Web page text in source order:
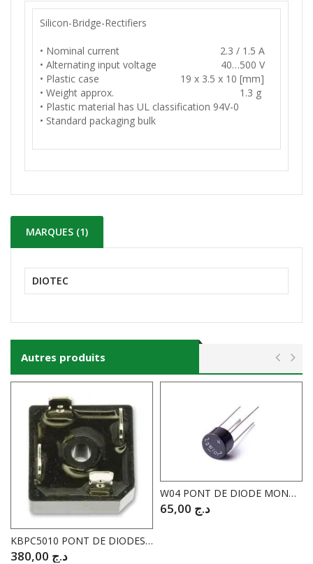
Silicon-Bridge-Rectifiers
• Nominal current 2.3 / 1.5 A
• Alternating input voltage 40…500 V
• Plastic case 19 x 3.5 x 10 [mm]
• Weight approx. 1.3 g
• Plastic material has UL classification 94V-0
• Standard packaging bulk
MARQUES (1)
DIOTEC
Autres produits
KBPC5010 PONT DE DIODES 1000V / 50A
د.ج
W04 PONT DE DIODE MONO 400V 1.5A
د.ج